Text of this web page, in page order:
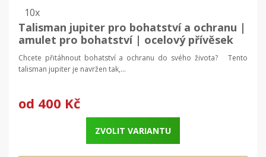
10x
Talisman jupiter pro bohatství a ochranu |
amulet pro bohatství | ocelový přívěsek
Chcete přitáhnout bohatství a ochranu do svého života? Tento
talisman jupiter je navržen tak,...
od 400 Kč
ZVOLIT VARIANTU